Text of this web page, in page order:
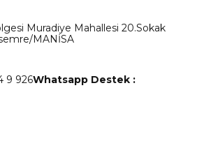
Muradiye Mahallesi 20.Sokak
MANİSA
9 926Whatsapp Destek :